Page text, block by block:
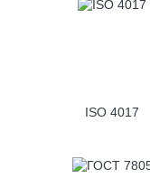
ISO 4017